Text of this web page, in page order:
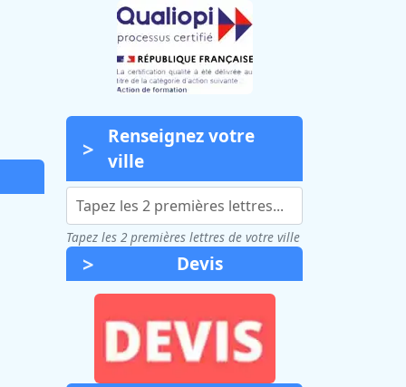
Renseignez votre
ville
Tapez les 2 premières lettres de votre ville
Devis